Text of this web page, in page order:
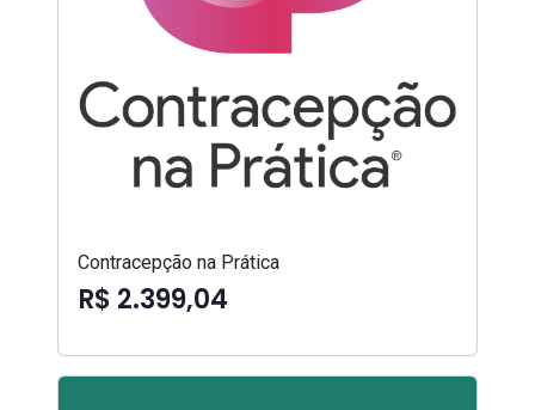
Contracepção na Prática
R$ 2.399,04